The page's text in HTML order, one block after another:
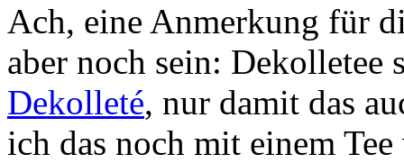
Ach, eine Anmerkung für
aber noch sein:
Dekolleté, nur damit das
ich das noch mit einem